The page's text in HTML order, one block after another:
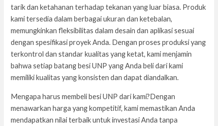
tarik dan ketahanan terhadap tekanan yang luar biasa. Produk
kami tersedia dalam berbagai ukuran dan ketebalan,
memungkinkan fleksibilitas dalam desain dan aplikasi sesuai
dengan spesifikasi proyek Anda. Dengan proses produksi yang
terkontrol dan standar kualitas yang ketat, kami menjamin
bahwa setiap batang besi UNP yang Anda beli dari kami
memiliki kualitas yang konsisten dan dapat diandalkan.
Mengapa harus membeli besi UNP dari kami?Dengan
menawarkan harga yang kompetitif, kami memastikan Anda
mendapatkan nilai terbaik untuk investasi Anda tanpa